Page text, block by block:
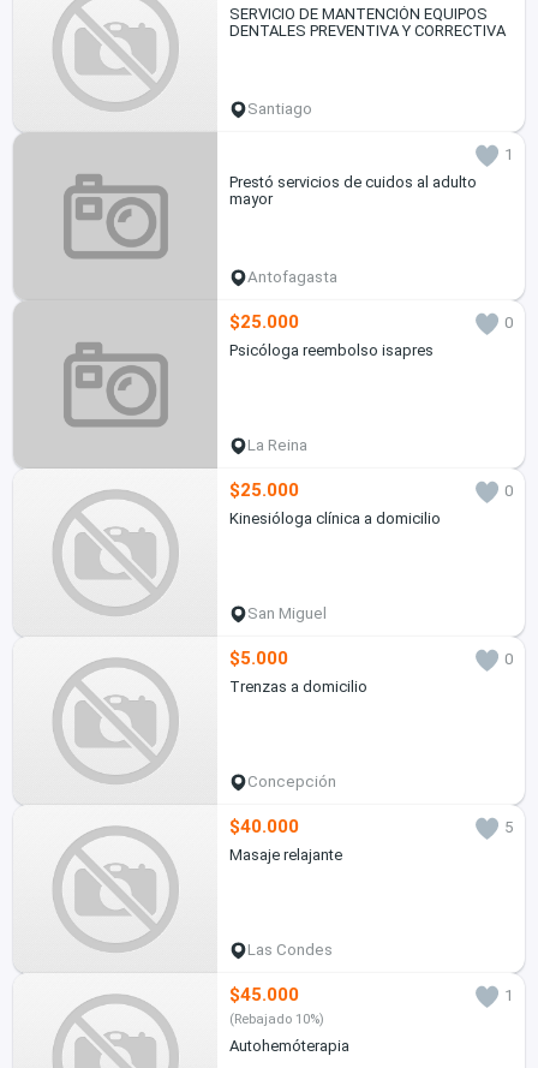
SERVICIO DE MANTENCIÓN EQUIPOS
DENTALES PREVENTIVA Y CORRECTIVA
Santiago
1
Prestó servicios de cuidos al adulto
mayor
Antofagasta
$25.000
0
Psicóloga reembolso isapres
La Reina
$25.000
0
Kinesióloga clínica a domicilio
San Miguel
$5.000
0
Trenzas a domicilio
Concepción
$40.000
5
Masaje relajante
Las Condes
$45.000 1
(Rebajado 10%)
Autohemóterapia